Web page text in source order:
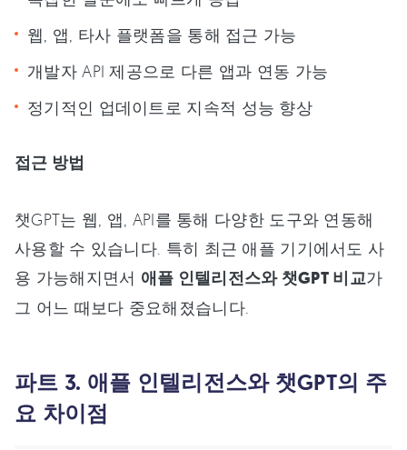
웹, 앱, 타사 플랫폼을 통해 접근 가능
개발자 API 제공으로 다른 앱과 연동 가능
정기적인 업데이트로 지속적 성능 향상
접근 방법
챗GPT는 웹, 앱, API를 통해 다양한 도구와 연동해
사용할 수 있습니다. 특히 최근 애플 기기에서도 사
용 가능해지면서 애플 인텔리전스와 챗GPT 비교가
그 어느 때보다 중요해졌습니다.
파트 3. 애플 인텔리전스와 챗GPT의 주
요 차이점